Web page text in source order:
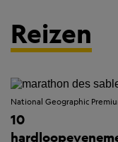
Reizen
National Geographic
10